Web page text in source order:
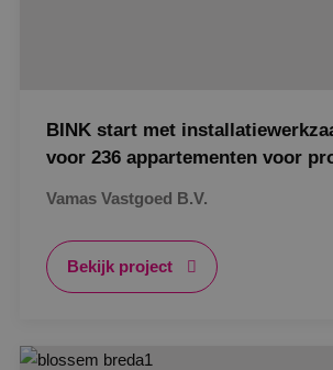
BINK start met
voor 236 appartementen voor
Vamas Vastgoed B.V.
Bekijk project